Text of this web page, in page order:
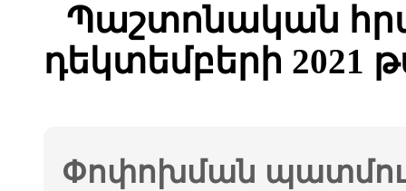
Պաշտոնական
դեկտեմբերի 2021
Փոփոխման